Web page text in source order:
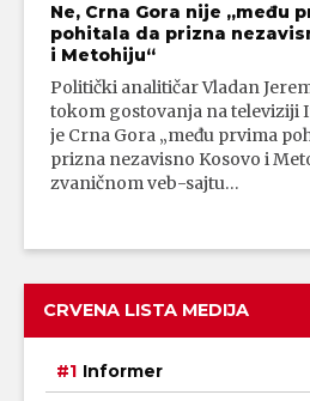
Ne, Crna Gora nije „među
pohitala da prizna
i Metohiju“
Politički analitičar Vladan
tokom gostovanja na televiziji
je Crna Gora „među prvima
prizna nezavisno Kosovo i
zvaničnom veb-sajtu…
CRVENA LISTA MEDIJA
Informer